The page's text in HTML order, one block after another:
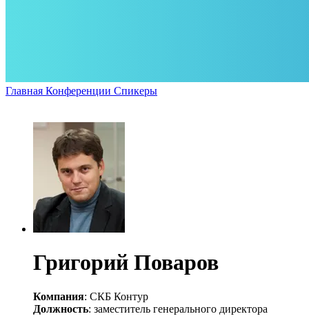
Главная Конференции Спикеры
Григорий Поваров
Компания: СКБ Контур
Должность: заместитель генерального директора